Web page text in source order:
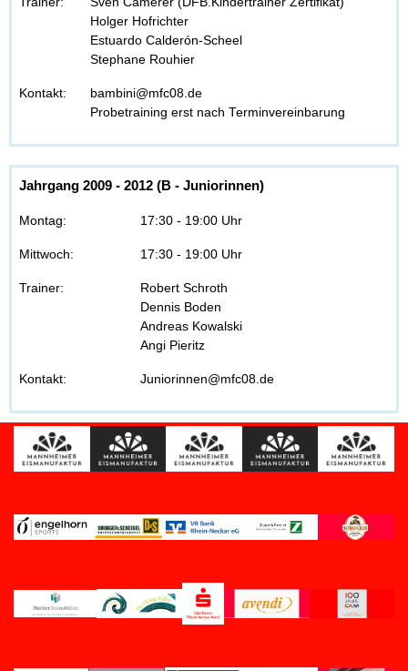
Holger Hofrichter
Estuardo Calderón-Scheel
Stephane Rouhier
Kontakt:
bambini@mfc08.de
Probetraining erst nach Terminvereinbarung
Jahrgang 2009 - 2012 (B - Juniorinnen)
Montag: 17:30 - 19:00 Uhr
Mittwoch: 17:30 - 19:00 Uhr
Trainer:
Robert Schroth
Dennis Boden
Andreas Kowalski
Angi Pieritz
Kontakt: Juniorinnen@mfc08.de